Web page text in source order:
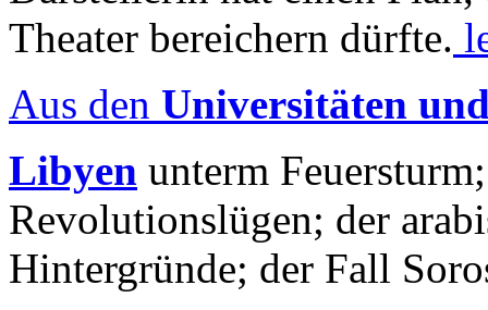
Theater bereichern dürfte.
Aus den Universitäten
Libyen unterm
Revolutionslügen; der
Hintergründe; der Fall